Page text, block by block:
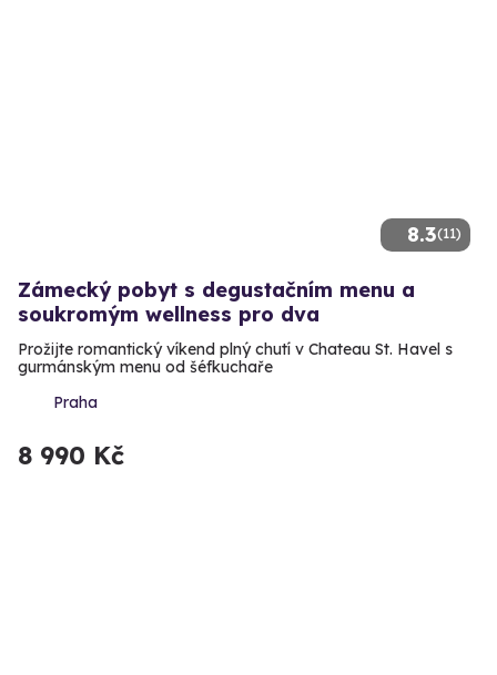
8.3(11)
Zámecký pobyt s degustačním menu a
soukromým wellness pro dva
Prožijte romantický víkend plný chutí v Chateau St. Havel s
gurmánským menu od šéfkuchaře
Praha
8 990 Kč